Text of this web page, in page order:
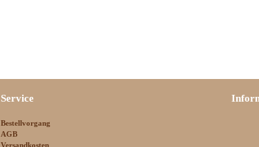
Service
Bestellvorgang
AGB
Versandkosten